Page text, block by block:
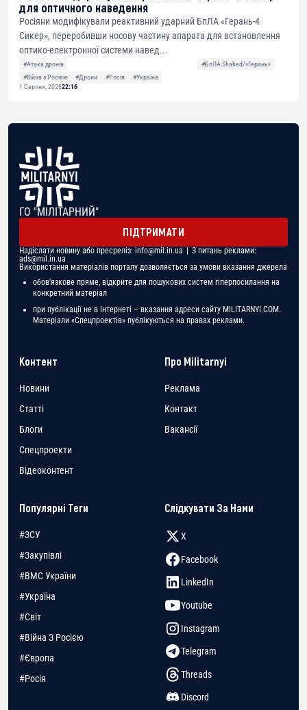
для оптичного наведення
Росіяни модифікували реактивний ударний БпЛА «Герань-4
Сикер», переробивши носову частину апарата для встановлення
оптико-електронної системи навед...
#Атака дронів
#БпЛА Shahed/«Герань»
#Війна з Росією
#Дрони #Росія
#Україна
1 Серпня, 202622:16
ГО "МІЛІТАРНИЙ"
ПІДТРИМАТИ
Надіслати новину або пресреліз: info@mil.in.ua | З питань реклами:
ads@mil.in.ua
Використання матеріалів порталу дозволяється за умови вказання джерела
обов'язкове пряме, відкрите для пошукових систем гіперпосилання на
конкретний матеріал
при публікації не в Інтернеті – вказання адреси сайту MILITARNYI.COM.
Матеріали «Спецпроектів» публікуються на правах реклами.
Контент
Новини
Статті
Блоги
Спецпроекти
Відеоконтент
Про Militarnyi
Реклама
Контакт
Вакансії
Популярні Теги
#ЗСУ
#Закупівлі
#ВМС України
#Україна
#Світ
#Війна З Росією
#Європа
#Росія
Слідкувати За Нами
X
Facebook
LinkedIn
Youtube
Instagram
Telegram
Threads
Discord